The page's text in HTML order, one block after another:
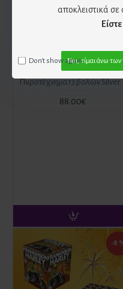
αποκλειστικά
Ναι, είμαι άνω των
Don't show again.
Σε Απόθεμα
88.00€
-8